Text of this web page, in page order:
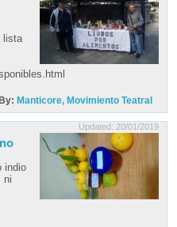
lista
By: Manticore, Movimiento Teatral
Updated: 20/01/2019
indio
ni